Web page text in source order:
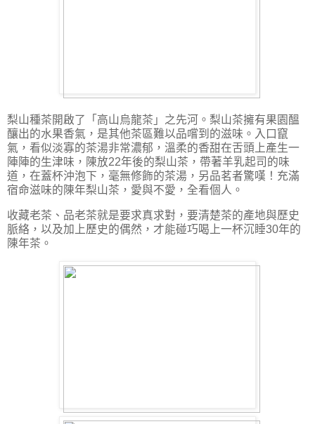
梨山種茶開啟了「高山烏龍茶」之先河。梨山茶擁有果園醞
釀出的水果香氣，是其他茶區難以品嚐到的滋味。入口竄
氣，看似淡寡的茶湯非常濃郁，溫柔的香甜在舌頭上產生一
陣陣的生津味，陳放22年後的梨山茶，帶著羊乳起司的味
道，在蓋杯沖泡下，毫無修飾的茶湯，另品茗者驚嘆！充滿
宿命滋味的陳年梨山茶，愛與不愛，全看個人。
收藏老茶、品老茶就是要求真求對，要清楚茶的產地與歷史
脈絡，以及加上歷史的偶然，才能碰巧喝上一杯沉睡30年的
陳年茶。